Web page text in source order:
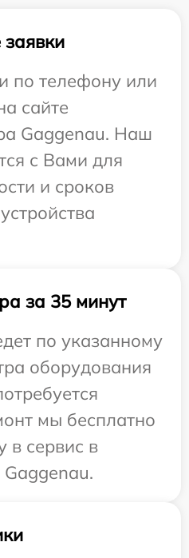
по телефону или
сайте
Gaggenau. Наш
с Вами для
и сроков
за 35 минут
по указанному
оборудования
мы бесплатно
в сервис в